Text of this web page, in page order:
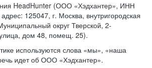
HeadHunter (ООО «Хэдхантер», ИНН
125047, г. Москва, внутригородская
округ Тверской, 2-
дом 48, помещ. 25).
используются слова «мы», «наша
идет об ООО «Хэдхантер».